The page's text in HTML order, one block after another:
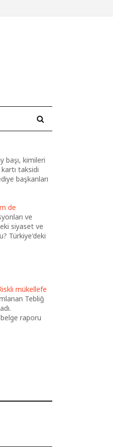
başı, kimileri
taksidi
başkanları
de
ve
siyaset ve
Türkiye'deki
mükellefe
Tebliğ
raporu